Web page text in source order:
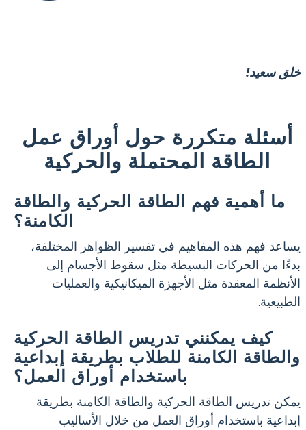
خلق سعيد!
أسئلة متكررة حول أوراق عمل
الطاقة المحتملة والحركية
ما أهمية فهم الطاقة الحركية والطاقة
الكامنة؟
يساعد فهم هذه المفاهيم في تفسير الظواهر المختلفة،
بدءًا من الحركات البسيطة مثل سقوط الأجسام إلى
الأنظمة المعقدة مثل الأجهزة الميكانيكية والعمليات
الطبيعية.
كيف يمكنني تدريس الطاقة الحركية
والطاقة الكامنة للطلاب بطريقة إبداعية
باستخدام أوراق العمل؟
يمكن تدريس الطاقة الحركية والطاقة الكامنة بطريقة
إبداعية باستخدام أوراق العمل من خلال الأساليب